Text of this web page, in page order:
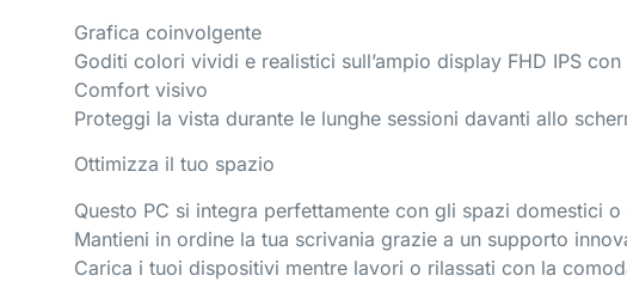
Grafica coinvolgente
Goditi colori vividi e realistici sull’ampio display FHD IPS
Comfort visivo
Proteggi la vista durante le lunghe sessioni davanti allo
Ottimizza il tuo spazio
Questo PC si integra perfettamente con gli spazi domestici
Mantieni in ordine la tua scrivania grazie a un supporto
Carica i tuoi dispositivi mentre lavori o rilassati con la